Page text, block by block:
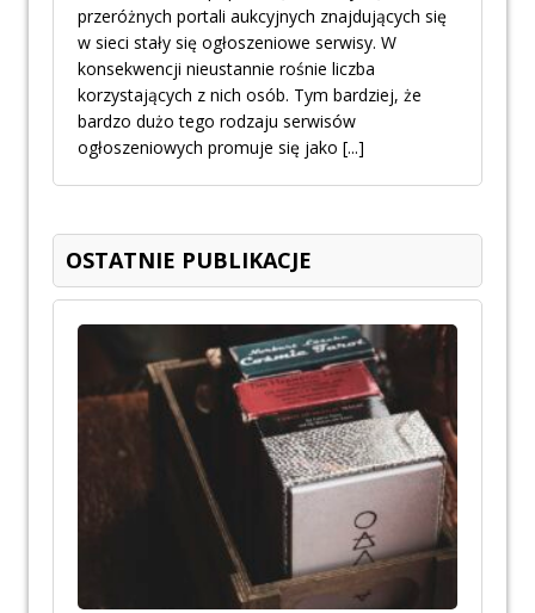
przeróżnych portali aukcyjnych znajdujących się
w sieci stały się ogłoszeniowe serwisy. W
konsekwencji nieustannie rośnie liczba
korzystających z nich osób. Tym bardziej, że
bardzo dużo tego rodzaju serwisów
ogłoszeniowych promuje się jako [...]
OSTATNIE PUBLIKACJE